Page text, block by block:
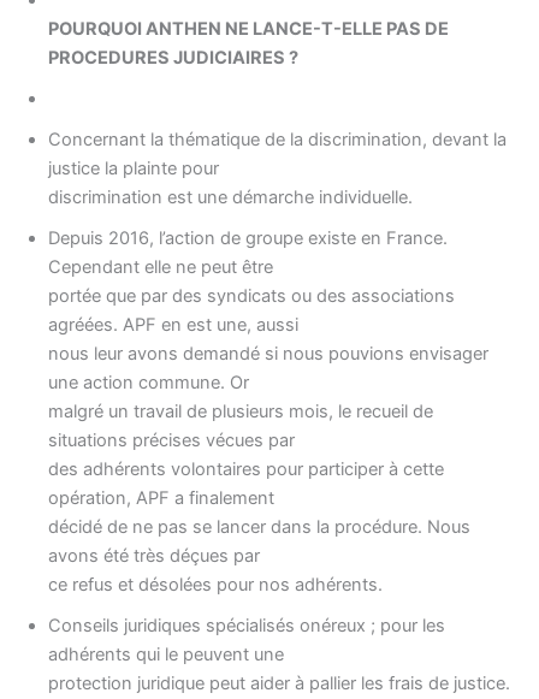
POURQUOI ANTHEN NE LANCE-T-ELLE PAS DE
PROCEDURES JUDICIAIRES ?
Concernant la thématique de la discrimination, devant la
justice la plainte pour
discrimination est une démarche individuelle.
Depuis 2016, l’action de groupe existe en France.
Cependant elle ne peut être
portée que par des syndicats ou des associations
agréées. APF en est une, aussi
nous leur avons demandé si nous pouvions envisager
une action commune. Or
malgré un travail de plusieurs mois, le recueil de
situations précises vécues par
des adhérents volontaires pour participer à cette
opération, APF a finalement
décidé de ne pas se lancer dans la procédure. Nous
avons été très déçues par
ce refus et désolées pour nos adhérents.
Conseils juridiques spécialisés onéreux ; pour les
adhérents qui le peuvent une
protection juridique peut aider à pallier les frais de justice.